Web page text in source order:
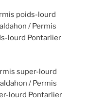
poids-lourd
/ Permis
lourd Pontarlier
super-lourd
/ Permis
lourd Pontarlier